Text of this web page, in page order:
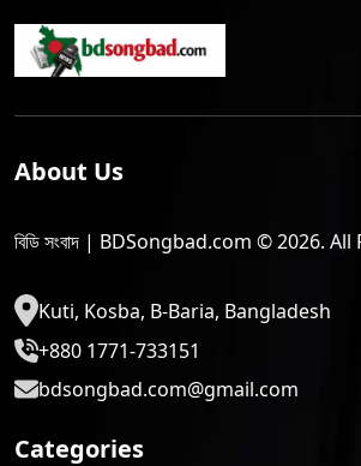
About Us
বিডি সংবাদ | BDSongbad.com © 2026.
Kuti, Kosba, B-Baria, Bangladesh
+880 1771-733151
bdsongbad.com@gmail.com
Categories